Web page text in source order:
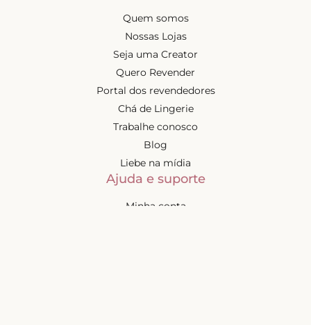
Quem somos
Nossas Lojas
Seja uma Creator
Quero Revender
Portal dos revendedores
Chá de Lingerie
Trabalhe conosco
Blog
Liebe na mídia
Ajuda e suporte
Minha conta